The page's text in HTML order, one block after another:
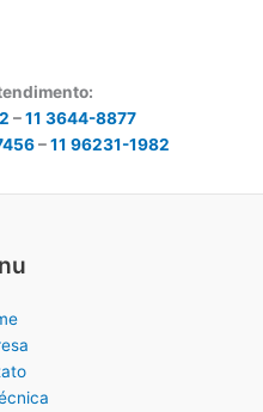
–11 3644-8877
–11 96231-1982